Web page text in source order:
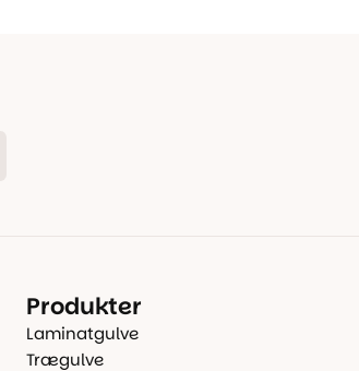
Produkter
Laminatgulve
Trægulve